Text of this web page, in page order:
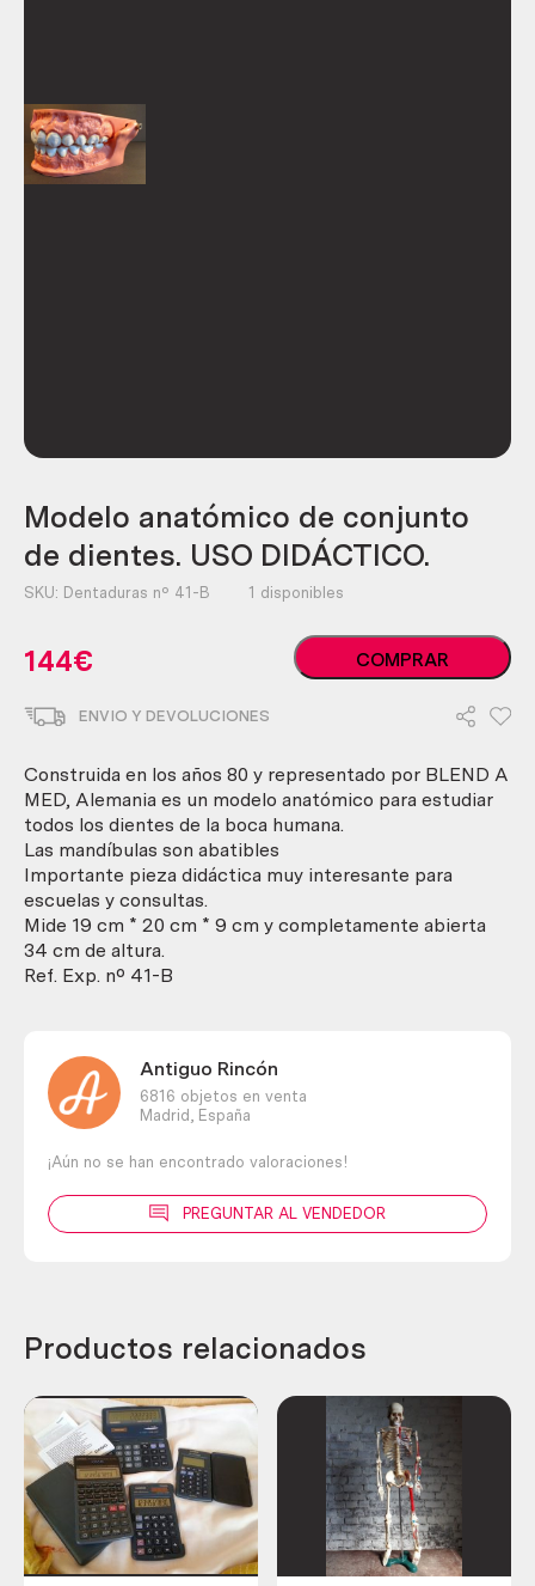
Modelo anatómico de conjunto
de dientes. USO DIDÁCTICO.
SKU: Dentaduras nº 41-B 1 disponibles
144€
Modelo
anatómico
dientes.
USO
DIDÁCTICO.
COMPRAR
ENVIO Y DEVOLUCIONES
Construida en los años 80 y representado por BLEND A
MED, Alemania es un modelo anatómico para estudiar
todos los dientes de la boca humana.
Las mandíbulas son abatibles
Importante pieza didáctica muy interesante para
escuelas y consultas.
Mide 19 cm * 20 cm * 9 cm y completamente abierta
34 cm de altura.
Ref. Exp. nº 41-B
Antiguo Rincón
6816 objetos en venta
Madrid,
España
¡Aún no se han encontrado valoraciones!
PREGUNTAR AL VENDEDOR
Productos relacionados